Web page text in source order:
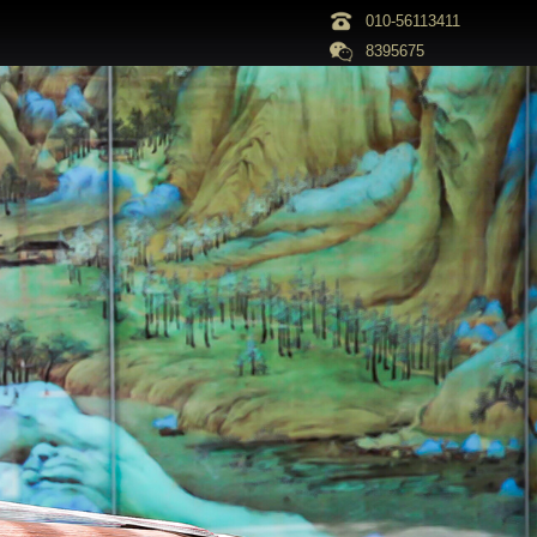
010-56113411
8395675